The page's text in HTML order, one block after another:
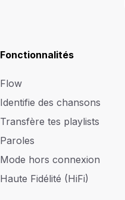
Fonctionnalités
Flow
Identifie des chansons
Transfère tes playlists
Paroles
Mode hors connexion
Haute Fidélité (HiFi)